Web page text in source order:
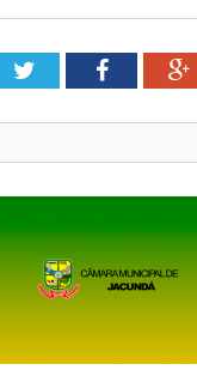
TwitterFacebook